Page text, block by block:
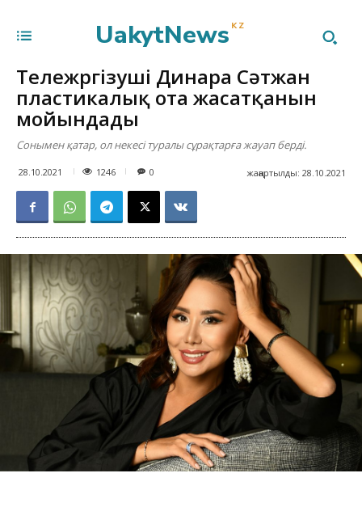
UakytNews KZ
Тележүргізуші Динара Сәтжан
пластикалық ота жасатқанын
мойындады
Сонымен қатар, ол некесі туралы сұрақтарға жауап берді.
28.10.2021 1246 жаңартылды: 28.10.2021
0